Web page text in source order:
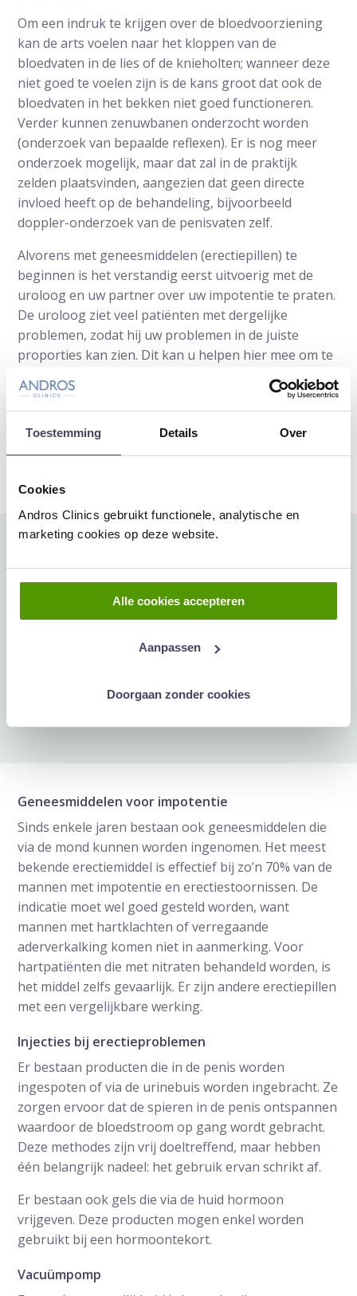
Toestemming Details Over
Cookies
Andros Clinics gebruikt functionele, analytische en
marketing cookies op deze website.
Alle cookies accepteren
Aanpassen
Doorgaan zonder cookies
Om een indruk te krijgen over de bloedvoorziening
kan de arts voelen naar het kloppen van de
bloedvaten in de lies of de knieholten; wanneer deze
niet goed te voelen zijn is de kans groot dat ook de
bloedvaten in het bekken niet goed functioneren.
Verder kunnen zenuwbanen onderzocht worden
(onderzoek van bepaalde reflexen). Er is nog meer
onderzoek mogelijk, maar dat zal in de praktijk
zelden plaatsvinden, aangezien dat geen directe
invloed heeft op de behandeling, bijvoorbeeld
doppler-onderzoek van de penisvaten zelf.
Alvorens met geneesmiddelen (erectiepillen) te
beginnen is het verstandig eerst uitvoerig met de
uroloog en uw partner over uw impotentie te praten.
De uroloog ziet veel patiënten met dergelijke
problemen, zodat hij uw problemen in de juiste
proporties kan zien. Dit kan u helpen hier mee om te
gaan. In bepaalde gevallen zal de uroloog u aanraden
advies in te winnen bij een arts of psycholoog, die
gespecialiseerd is in de seksuologie. Soms zal dan
helemaal geen geneesmiddel nodig zijn.
Er zijn meerdere mogelijke behandelingsmethoden:
operatief ingrijpen
Geneesmiddelen voor impotentie
Sinds enkele jaren bestaan ook geneesmiddelen die
via de mond kunnen worden ingenomen. Het meest
bekende erectiemiddel is effectief bij zo’n 70% van de
mannen met impotentie en erectiestoornissen. De
indicatie moet wel goed gesteld worden, want
mannen met hartklachten of verregaande
aderverkalking komen niet in aanmerking. Voor
hartpatiënten die met nitraten behandeld worden, is
het middel zelfs gevaarlijk. Er zijn andere erectiepillen
met een vergelijkbare werking.
Injecties bij erectieproblemen
Er bestaan producten die in de penis worden
ingespoten of via de urinebuis worden ingebracht. Ze
zorgen ervoor dat de spieren in de penis ontspannen
waardoor de bloedstroom op gang wordt gebracht.
Deze methodes zijn vrij doeltreffend, maar hebben
één belangrijk nadeel: het gebruik ervan schrikt af.
Er bestaan ook gels die via de huid hormoon
vrijgeven. Deze producten mogen enkel worden
gebruikt bij een hormoontekort.
Vacuümpomp